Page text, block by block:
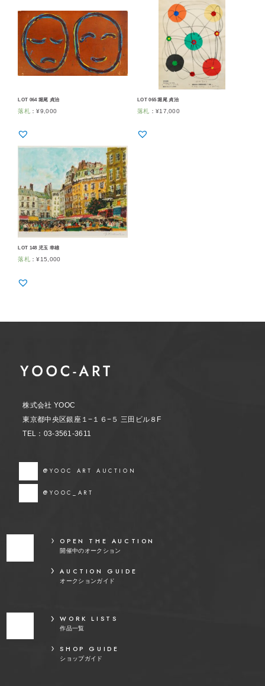
LOT 064 堀尾 貞治
落札 ：¥9,000
LOT 065 堀尾 貞治
落札 ： ¥17,000
LOT 148 児玉 幸雄
落札 ：¥15,000
株式会社 YOOC
東京都中央区銀座１−１６−５ 三田ビル８F
TEL：03-3561-3611
@YOOC ART AUCTION
@YOOC_ART
OPEN THE AUCTION
開催中のオークション
AUCTION GUIDE
オークションガイド
WORK LISTS
作品一覧
SHOP GUIDE
ショップガイド